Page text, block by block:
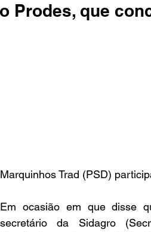
Prodes, que
Marquinhos Trad (PSD)
Em ocasião em que disse
secretário da Sidagro